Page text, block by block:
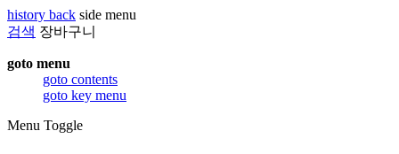
history back side menu
검색 장바구니
goto menu
goto contents
goto key menu
Menu Toggle